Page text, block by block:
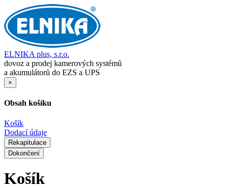
ELNIKA plus, s.r.o.
dovoz a prodej kamerových systémů
a akumulátorů do EZS a UPS
×
Obsah košíku
Košík
Dodací údaje
Rekapitulace
Dokončení
Košík